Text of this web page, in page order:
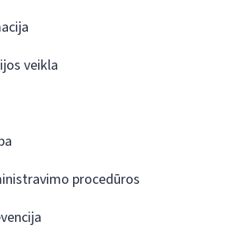
veikla
procedūros